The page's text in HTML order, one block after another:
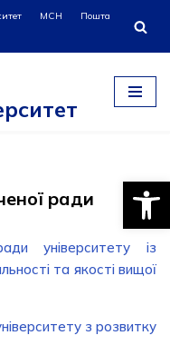
МСН
Пошта
ради
університету із
та якості вищої
з розвитку